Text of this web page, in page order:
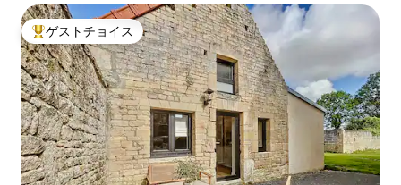
大好評のゲストチョイスです。
ゲストチョイス